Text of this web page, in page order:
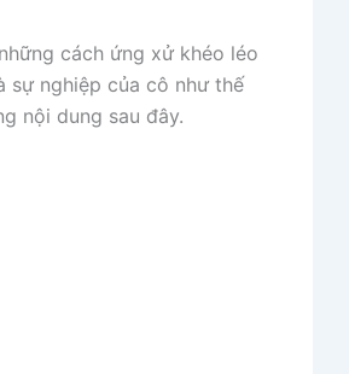
cách ứng xử khéo léo
sự nghiệp của cô như thế
nội dung sau đây.